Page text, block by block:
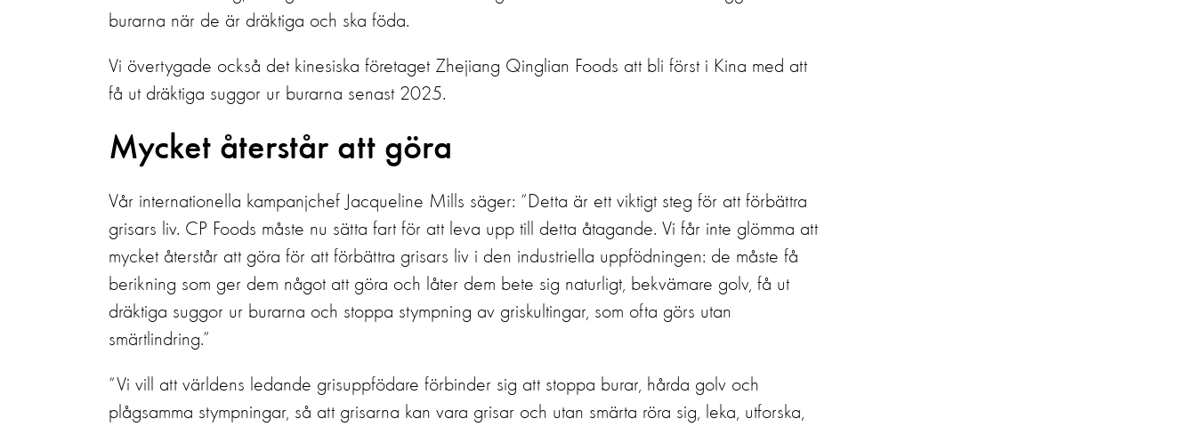
burarna när de är dräktiga och ska föda.
Vi övertygade också det kinesiska företaget Zhejiang Qinglian Foods att bli först i Kina med att
få ut dräktiga suggor ur burarna senast 2025.
Mycket återstår att göra
Vår internationella kampanjchef Jacqueline Mills säger: “Detta är ett viktigt steg för att förbättra
grisars liv. CP Foods måste nu sätta fart för att leva upp till detta åtagande. Vi får inte glömma att
mycket återstår att göra för att förbättra grisars liv i den industriella uppfödningen: de måste få
berikning som ger dem något att göra och låter dem bete sig naturligt, bekvämare golv, få ut
dräktiga suggor ur burarna och stoppa stympning av griskultingar, som ofta görs utan
smärtlindring.”
“Vi vill att världens ledande grisuppfödare förbinder sig att stoppa burar, hårda golv och
plågsamma stympningar, så att grisarna kan vara grisar och utan smärta röra sig, leka, utforska,